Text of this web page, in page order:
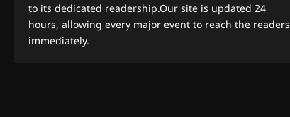
to its dedicated readership.Our site is updated 24
hours, allowing every major event to reach the readers
immediately.